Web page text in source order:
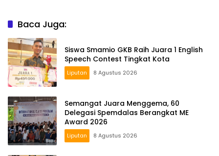
Baca Juga:
Siswa Smamio GKB Raih Juara 1 English
Speech Contest Tingkat Kota
Liputan 8 Agustus 2026
Semangat Juara Menggema, 60
Delegasi Spemdalas Berangkat ME
Award 2026
Liputan 8 Agustus 2026